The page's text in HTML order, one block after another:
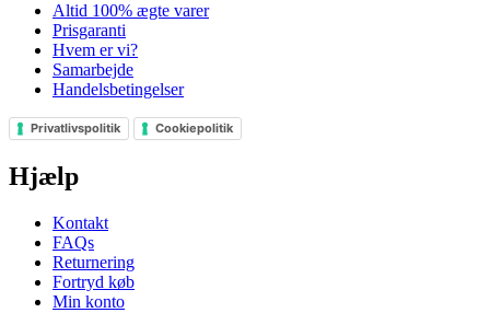
Altid 100% ægte varer
Prisgaranti
Hvem er vi?
Samarbejde
Handelsbetingelser
Privatlivspolitik Cookiepolitik
Hjælp
Kontakt
FAQs
Returnering
Fortryd køb
Min konto